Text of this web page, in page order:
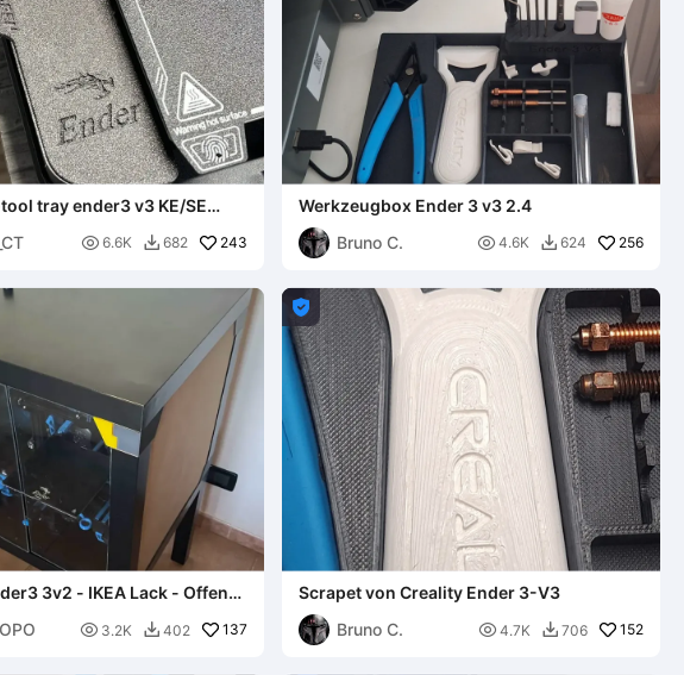
tray ender3 v3 KE/SE
 6.6K  682 243
Werkzeugbox Ender 3 v3 2.4
Bruno C.
 4.6K  624 256
3v2 - IKEA Lack - Offener
 3.2K  402 137

Scrapet von Creality Ender 3-V3
Bruno C.
 4.7K  706 152